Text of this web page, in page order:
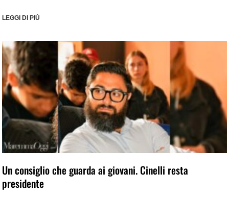
LEGGI DI PIÙ
Un consiglio che guarda ai giovani. Cinelli resta
presidente